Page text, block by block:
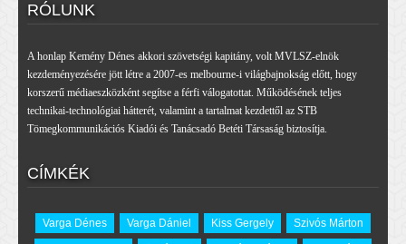
RÓLUNK
A honlap Kemény Dénes akkori szövetségi kapitány, volt MVLSZ-elnök
kezdeményezésére jött létre a 2007-es melbourne-i világbajnokság előtt, hogy
korszerű médiaeszközként segítse a férfi válogatottat. Működésének teljes
technikai-technológiai hátterét, valamint a tartalmat kezdettől az STB
Tömegkommunikációs Kiadói és Tanácsadó Betéti Társaság biztosítja.
CÍMKÉK
Varga Dénes Varga Dániel Kiss Gergely
Szivós Márton